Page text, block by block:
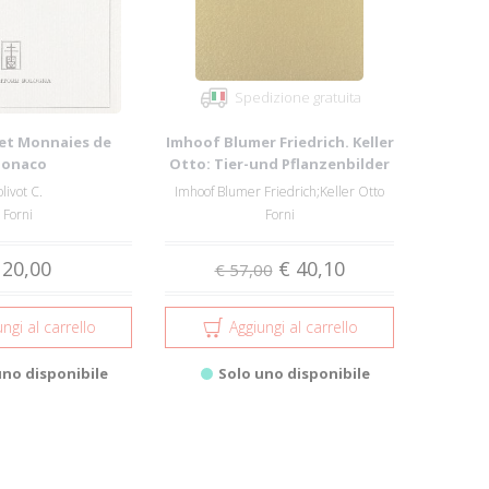
Monnaies de
C.
Forni
al carrello
disponibile
Spedizione gratuita
Imhoof Blumer Friedrich. Keller
Otto: Tier-und Pflanzenbilder
auf...
Imhoof Blumer Friedrich;Keller Otto
Forni
€ 57,00 € 40,10
Aggiungi al carrello
Solo uno disponibile